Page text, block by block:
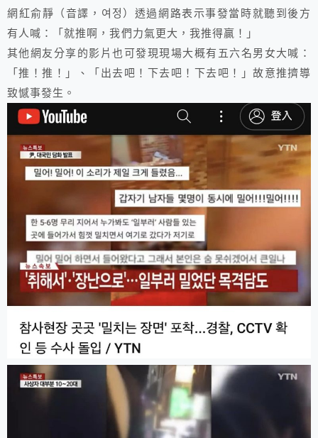
網紅俞靜（音譯，여정）透過網路表示事發當時就聽到後方
有人喊：「就推啊，我們力氣更大，我推得贏！」
其他網友分享的影片也可發現現場大概有五六名男女大喊：
「推！推！」、「出去吧！下去吧！下去吧！」故意推擠導
致憾事發生。